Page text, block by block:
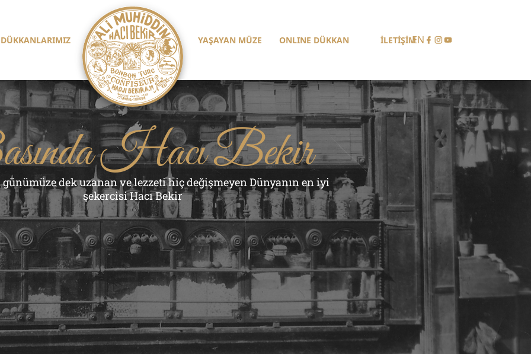
DÜKKANLARIMIZ YAŞAYAN MÜZE ONLINE DÜKKAN İLETİŞİMEN
Hacı Bekir
günümüze dek uzanan ve lezzeti hiç değişmeyen Dünyanın en iyi
şekercisi Hacı Bekir